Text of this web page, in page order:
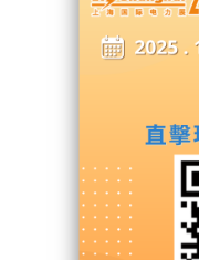
上海磐